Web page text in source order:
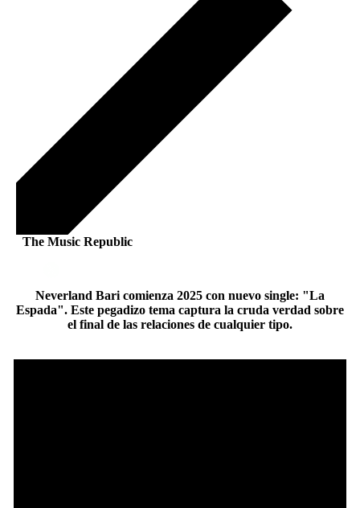
The Music Republic
Neverland Bari comienza 2025 con nuevo single: "La
Espada". Este pegadizo tema captura la cruda verdad sobre
el final de las relaciones de cualquier tipo.